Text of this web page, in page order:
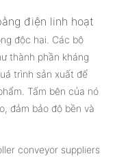
điện linh hoạt
độc hại. Các bộ
thành phần kháng
trình sản xuất để
Tấm bên của nó
đảm bảo độ bền và